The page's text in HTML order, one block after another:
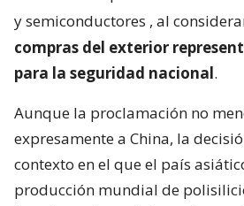
expresamente a China, la
contexto en el que el país
producción mundial de
la cadena de suministro de
El polisilicio es la
fabricar paneles solares y
producción de semiconductores